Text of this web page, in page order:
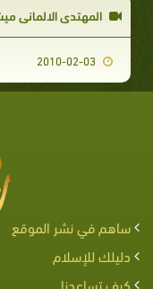
المهتدى الالماني
ساهم في نشر الموقع
دليلك للإسلام
كيف تساعدنا